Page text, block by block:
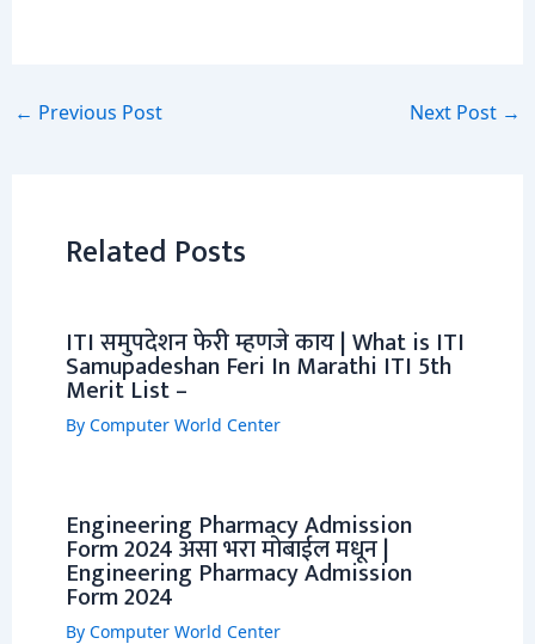
← Previous Post Next Post →
Related Posts
ITI समुपदेशन फेरी म्हणजे काय | What is ITI
Samupadeshan Feri In Marathi ITI 5th
Merit List –
By Computer World Center
Engineering Pharmacy Admission
Form 2024 असा भरा मोबाईल मधून |
Engineering Pharmacy Admission
Form 2024
By Computer World Center